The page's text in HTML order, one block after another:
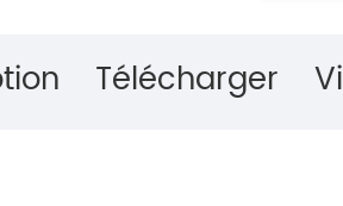
Télécharger